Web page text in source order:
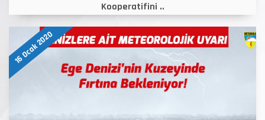
Kooperatifini ..
16 Ocak 2020